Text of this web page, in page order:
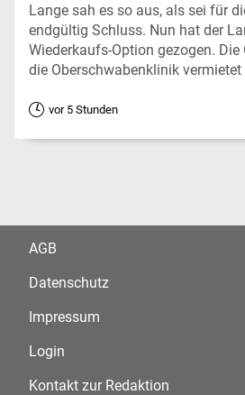
Lange sah es so aus, als sei für
endgültig Schluss. Nun hat der
Wiederkaufs-Option gezogen. Die
die Oberschwabenklinik vermietet
vor 5 Stunden
AGB
Datenschutz
Impressum
Login
Kontakt zur Redaktion